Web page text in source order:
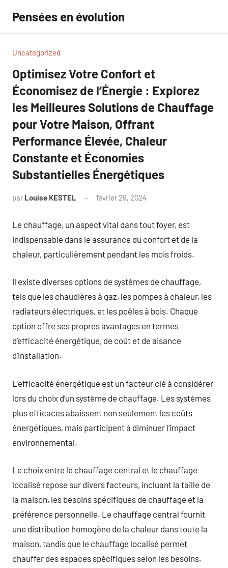
contenu
Pensées en évolution
Uncategorized
Optimisez Votre Confort et
Économisez de l’Énergie : Explorez
les Meilleures Solutions de Chauffage
pour Votre Maison, Offrant
Performance Élevée, Chaleur
Constante et Économies
Substantielles Énergétiques
par Louise KESTEL février 29, 2024
Le chauffage, un aspect vital dans tout foyer, est
indispensable dans le assurance du confort et de la
chaleur, particulièrement pendant les mois froids.
Il existe diverses options de systèmes de chauffage,
tels que les chaudières à gaz, les pompes à chaleur, les
radiateurs électriques, et les poêles à bois. Chaque
option offre ses propres avantages en termes
d’efficacité énergétique, de coût et de aisance
d’installation.
L’efficacité énergétique est un facteur clé à considérer
lors du choix d’un système de chauffage. Les systèmes
plus efficaces abaissent non seulement les coûts
énergétiques, mais participent à diminuer l’impact
environnemental.
Le choix entre le chauffage central et le chauffage
localisé repose sur divers facteurs, incluant la taille de
la maison, les besoins spécifiques de chauffage et la
préférence personnelle. Le chauffage central fournit
une distribution homogène de la chaleur dans toute la
maison, tandis que le chauffage localisé permet
chauffer des espaces spécifiques selon les besoins.